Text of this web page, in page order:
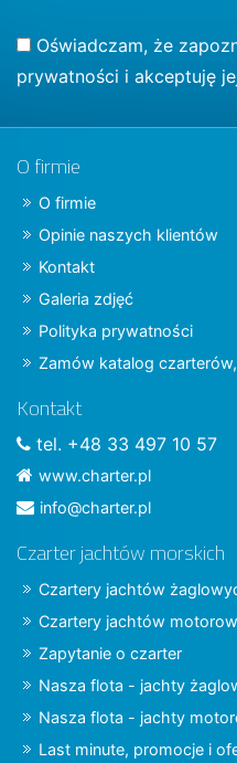
Oświadczam, że
prywatności i akceptuję
O firmie
O firmie
Opinie naszych klientów
Kontakt
Galeria zdjęć
Polityka prywatności
Zamów katalog
Kontakt
tel. +48 33 497 10 57
www.charter.pl
info@charter.pl
Czarter jachtów morskich
Czartery jachtów
Czartery jachtów
Zapytanie o czarter
Nasza flota - jachty
Nasza flota - jachty
Last minute, promocje i